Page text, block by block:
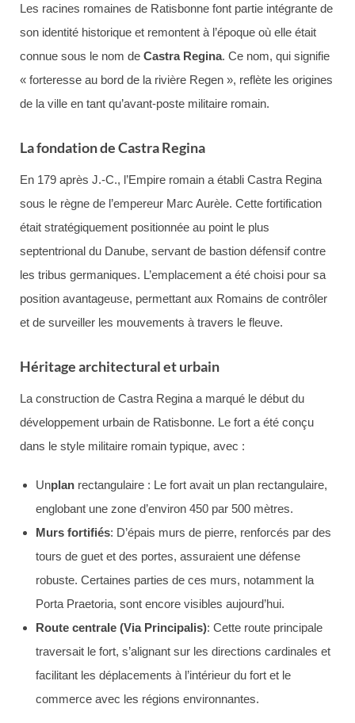
Les racines romaines de Ratisbonne font partie intégrante de
son identité historique et remontent à l’époque où elle était
connue sous le nom de Castra Regina. Ce nom, qui signifie
« forteresse au bord de la rivière Regen », reflète les origines
de la ville en tant qu’avant-poste militaire romain.
La fondation de Castra Regina
En 179 après J.-C., l’Empire romain a établi Castra Regina
sous le règne de l’empereur Marc Aurèle. Cette fortification
était stratégiquement positionnée au point le plus
septentrional du Danube, servant de bastion défensif contre
les tribus germaniques. L’emplacement a été choisi pour sa
position avantageuse, permettant aux Romains de contrôler
et de surveiller les mouvements à travers le fleuve.
Héritage architectural et urbain
La construction de Castra Regina a marqué le début du
développement urbain de Ratisbonne. Le fort a été conçu
dans le style militaire romain typique, avec :
Unplan rectangulaire : Le fort avait un plan rectangulaire,
englobant une zone d’environ 450 par 500 mètres.
Murs fortifiés: D’épais murs de pierre, renforcés par des
tours de guet et des portes, assuraient une défense
robuste. Certaines parties de ces murs, notamment la
Porta Praetoria, sont encore visibles aujourd’hui.
Route centrale (Via Principalis): Cette route principale
traversait le fort, s’alignant sur les directions cardinales et
facilitant les déplacements à l’intérieur du fort et le
commerce avec les régions environnantes.